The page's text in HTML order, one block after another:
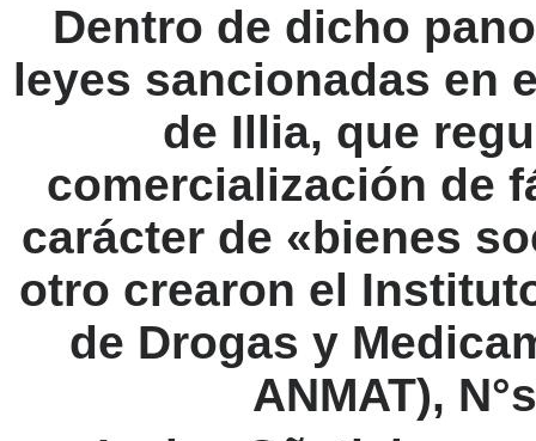
Dentro de dicho
leyes sancionadas en
de Illia, que
comercialización de
carácter de «bienes
otro crearon el
de Drogas y
ANMAT),